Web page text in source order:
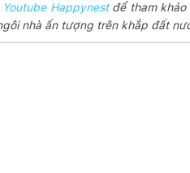
Youtube Happynestđể tham khảo
nhà ấn tượng trên khắp đất